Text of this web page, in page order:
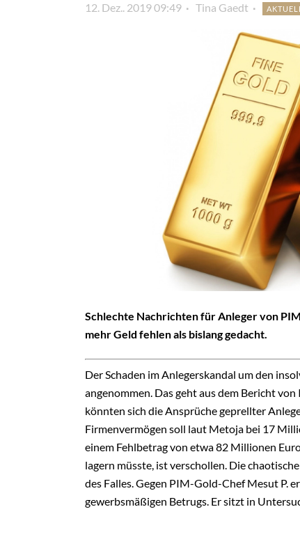
12. Dez.. 2019 09:49 Tina Gaedt AKTUELL
Schlechte Nachrichten für Anleger von
mehr Geld fehlen als bislang gedacht.
Der Schaden im Anlegerskandal um den
angenommen. Das geht aus dem Bericht
könnten sich die Ansprüche geprellter
Firmenvermögen soll laut Metoja bei 17
einem Fehlbetrag von etwa 82 Millionen Euro
lagern müsste, ist verschollen. Die
des Falles. Gegen PIM-Gold-Chef Mesut P.
gewerbsmäßigen Betrugs. Er sitzt in